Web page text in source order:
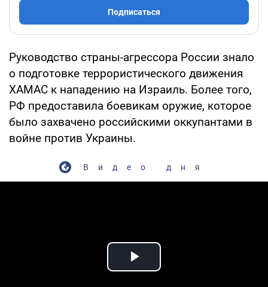
Подписаться
Руководство страны-агрессора России знало
о подготовке террористического движения
ХАМАС к нападению на Израиль. Более того,
РФ предоставила боевикам оружие, которое
было захвачено российскими оккупантами в
войне против Украины.
Видео дня
Play Video